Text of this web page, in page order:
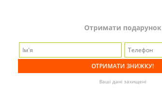
Отримати подарунок
Ваші дані захищені